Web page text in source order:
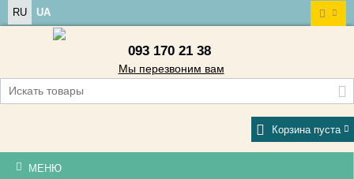
RU UA
093 170 21 38
Мы перезвоним вам
Корзина пуста
МЕНЮ